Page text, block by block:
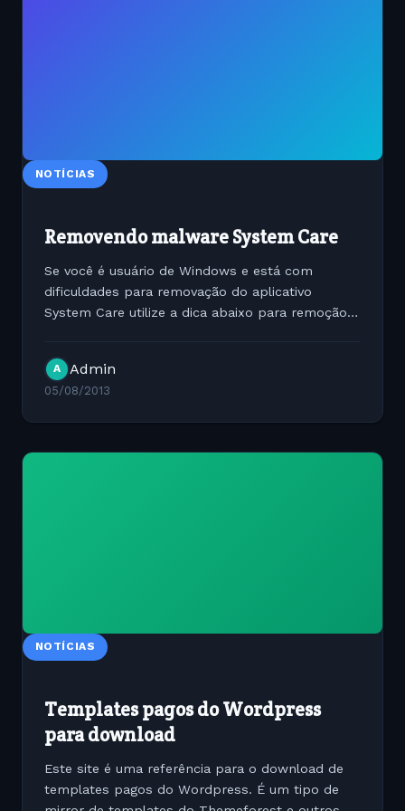
NOTÍCIAS
Removendo malware System Care
Se você é usuário de Windows e está com
dificuldades para removação do aplicativo
System Care utilize a dica abaixo para remoção.
este problema...
A Admin
05/08/2013
NOTÍCIAS
Templates pagos do Wordpress
para download
Este site é uma referência para o download de
templates pagos do Wordpress. É um tipo de